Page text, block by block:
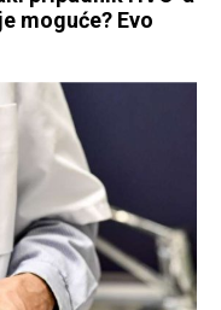
moguće? Evo